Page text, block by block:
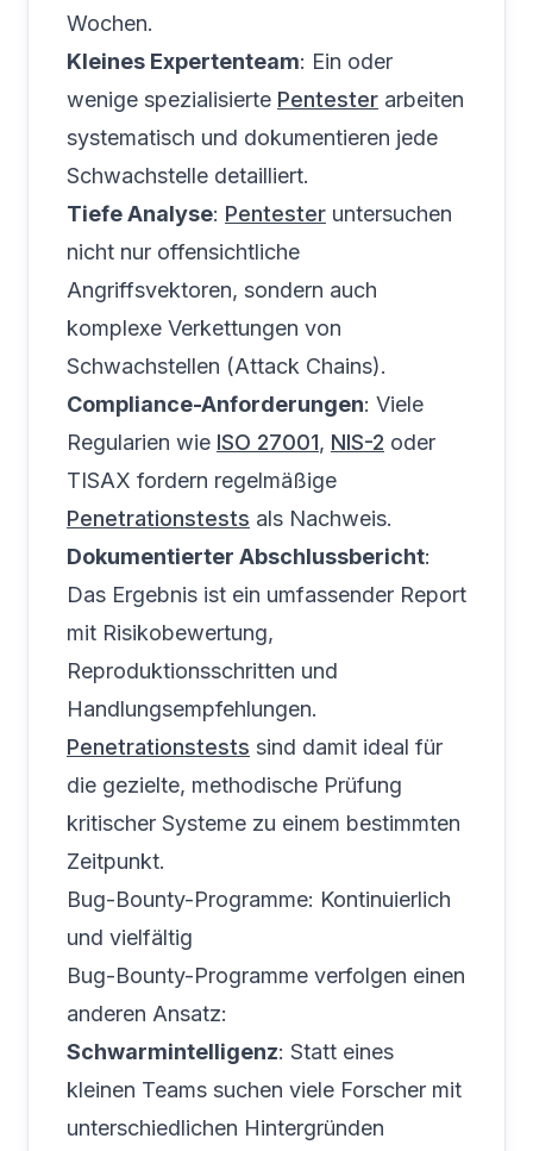
Wochen.
Kleines Expertenteam: Ein oder
wenige spezialisierte Pentester arbeiten
systematisch und dokumentieren jede
Schwachstelle detailliert.
Tiefe Analyse: Pentester untersuchen
nicht nur offensichtliche
Angriffsvektoren, sondern auch
komplexe Verkettungen von
Schwachstellen (Attack Chains).
Compliance-Anforderungen: Viele
Regularien wie ISO 27001, NIS-2 oder
TISAX fordern regelmäßige
Penetrationstests als Nachweis.
Dokumentierter Abschlussbericht:
Das Ergebnis ist ein umfassender Report
mit Risikobewertung,
Reproduktionsschritten und
Handlungsempfehlungen.
Penetrationstests sind damit ideal für
die gezielte, methodische Prüfung
kritischer Systeme zu einem bestimmten
Zeitpunkt.
Bug-Bounty-Programme: Kontinuierlich
und vielfältig
Bug-Bounty-Programme verfolgen einen
anderen Ansatz:
Schwarmintelligenz: Statt eines
kleinen Teams suchen viele Forscher mit
unterschiedlichen Hintergründen